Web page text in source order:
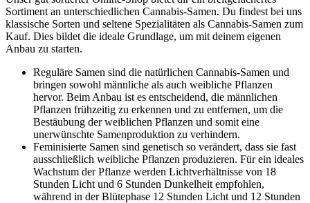
Sortiment an unterschiedlichen Cannabis-Samen. Du findest bei uns
klassische Sorten und seltene Spezialitäten als Cannabis-Samen zum
Kauf. Dies bildet die ideale Grundlage, um mit deinem eigenen
Anbau zu starten.
Reguläre Samen sind die natürlichen Cannabis-Samen und
bringen sowohl männliche als auch weibliche Pflanzen
hervor. Beim Anbau ist es entscheidend, die männlichen
Pflanzen frühzeitig zu erkennen und zu entfernen, um die
Bestäubung der weiblichen Pflanzen und somit eine
unerwünschte Samenproduktion zu verhindern.
Feminisierte Samen sind genetisch so verändert, dass sie fast
ausschließlich weibliche Pflanzen produzieren. Für ein ideales
Wachstum der Pflanze werden Lichtverhältnisse von 18
Stunden Licht und 6 Stunden Dunkelheit empfohlen,
während in der Blütephase 12 Stunden Licht und 12 Stunden